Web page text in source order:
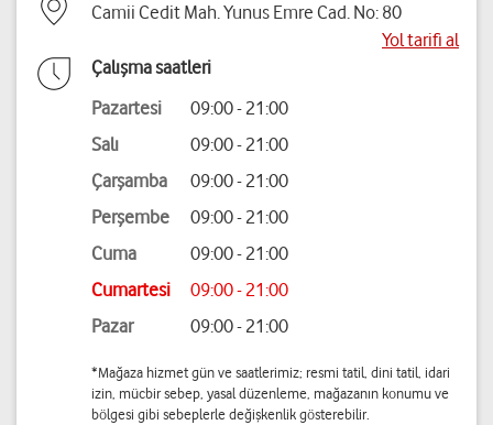
Camii Cedit Mah. Yunus Emre Cad. No: 80
Yol tarifi al
Çalışma saatleri
Pazartesi
09:00 - 21:00
Salı
09:00 - 21:00
Çarşamba
09:00 - 21:00
Perşembe
09:00 - 21:00
Cuma
09:00 - 21:00
Cumartesi
09:00 - 21:00
Pazar
09:00 - 21:00
*Mağaza hizmet gün ve saatlerimiz; resmi tatil, dini tatil, idari
izin, mücbir sebep, yasal düzenleme, mağazanın konumu ve
bölgesi gibi sebeplerle değişkenlik gösterebilir.